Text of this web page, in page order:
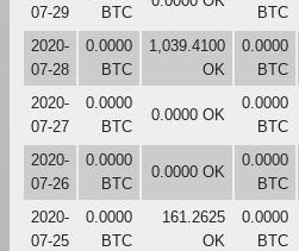
07-29
BTC
BTC
2020-
07-28
0.0000
BTC
1,039.4100
OK
0.0000
BTC
2020-
07-27
0.0000
BTC
0.0000 OK
0.0000
BTC
2020-
07-26
0.0000
BTC
0.0000 OK
0.0000
BTC
2020-
07-25
0.0000
BTC
161.2625
OK
0.0000
BTC